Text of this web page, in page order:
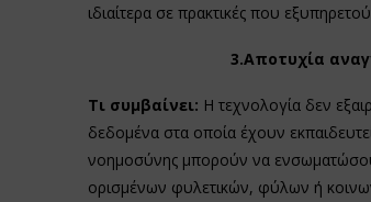
ιδιαίτερα σε πρακτικές που
3.Αποτυχία
Τι συμβαίνει: Η τεχνολογία δεν
δεδομένα στα οποία έχουν
νοημοσύνης μπορούν να
ορισμένων φυλετικών, φύλων ή